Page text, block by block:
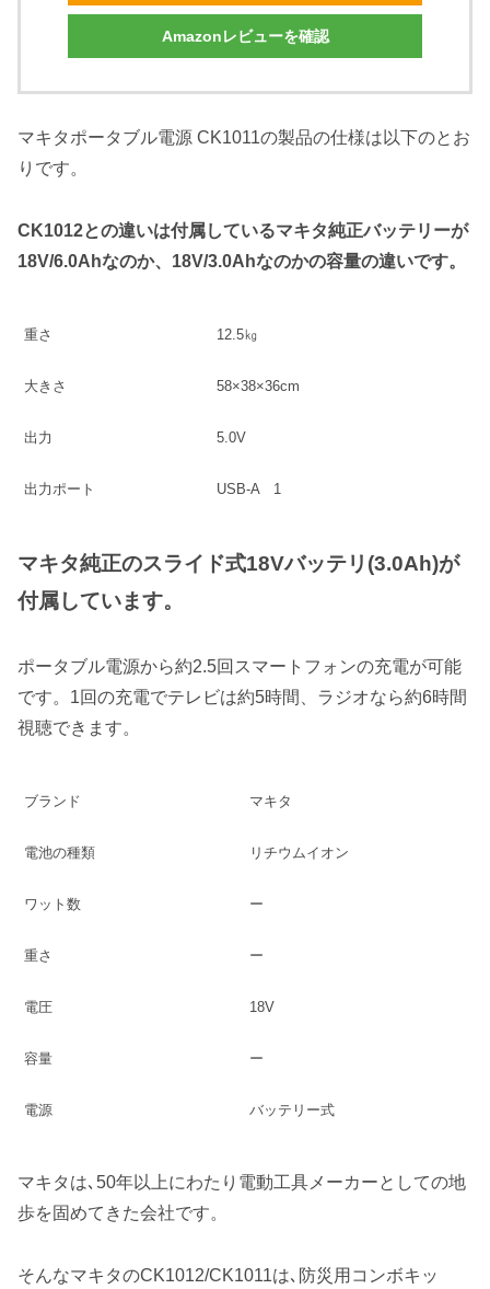
Amazonレビューを確認
マキタポータブル電源 CK1011の製品の仕様は以下のとお
りです。
CK1012との違いは付属しているマキタ純正バッテリーが
18V/6.0Ahなのか、18V/3.0Ahなのかの容量の違いです。
重さ 12.5㎏
大きさ 58×38×36cm
出力 5.0V
出力ポート USB-A 1
マキタ純正のスライド式18Vバッテリ(3.0Ah)が
付属しています。
ポータブル電源から約2.5回スマートフォンの充電が可能
です。1回の充電でテレビは約5時間、ラジオなら約6時間
視聴できます。
ブランド マキタ
電池の種類 リチウムイオン
ワット数 ー
重さ ー
電圧 18V
容量 ー
電源 ‎バッテリー式
マキタは､50年以上にわたり電動工具メーカーとしての地
歩を固めてきた会社です。
そんなマキタのCK1012/CK1011は､防災用コンボキッ